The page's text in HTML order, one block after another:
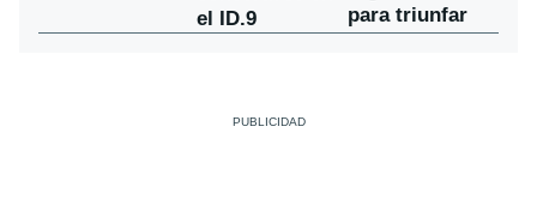
el ID.9
para triunfar